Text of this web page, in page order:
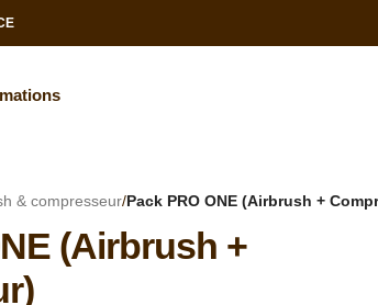
& compresseur/Pack PRO ONE (Airbrush +
(Airbrush +